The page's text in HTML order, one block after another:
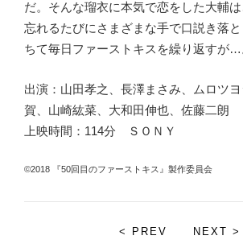
だ。そんな瑠衣に本気で恋をした大輔
忘れるたびにさまざまな手で口説き落
ちて毎日ファーストキスを繰り返すが…
出演：山田孝之、長澤まさみ、ムロツ
賀、山崎紘菜、大和田伸也、佐藤二朗
上映時間：114分 ＳＯＮＹ
©2018 『50回目のファーストキス』製作委員会
< PREV NEXT >